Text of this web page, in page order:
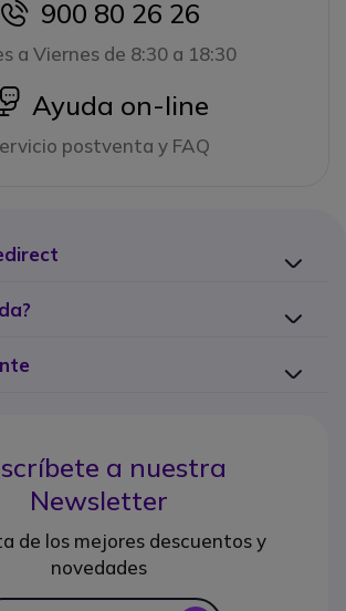
icon
900 80 26 26
a Viernes de 8:30 a 18:30
icon
Ayuda on-line
postventa y FAQ
a nuestra
Newsletter
de los mejores descuentos y
novedades